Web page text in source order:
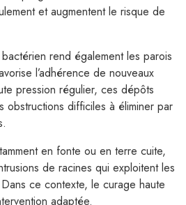
et augmentent le risque de
rend également les parois
l’adhérence de nouveaux
pression régulier, ces dépôts
obstructions difficiles à éliminer par
en fonte ou en terre cuite,
de racines qui exploitent les
ce contexte, le curage haute
adaptée.